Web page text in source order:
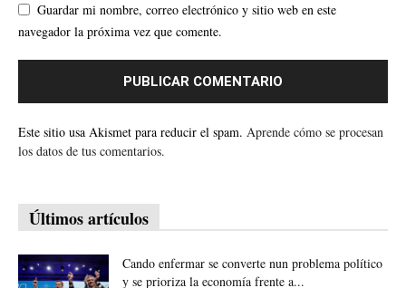
Guardar mi nombre, correo electrónico y sitio web en este
navegador la próxima vez que comente.
Este sitio usa Akismet para reducir el spam. Aprende cómo se procesan
los datos de tus comentarios.
Últimos artículos
Cando enfermar se converte nun problema político
y se prioriza la economía frente a...